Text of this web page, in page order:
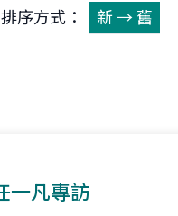
排序方式： 新 → 舊
一凡專訪